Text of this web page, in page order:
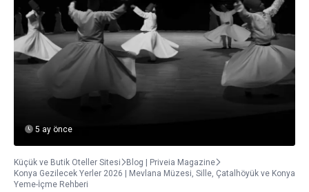
5 ay önce
Küçük ve Butik Oteller Sitesi
Blog | Priveia Magazine
Konya Gezilecek Yerler 2026 | Mevlana Müzesi, Sille, Çatalhöyük ve Konya
Yeme-İçme Rehberi